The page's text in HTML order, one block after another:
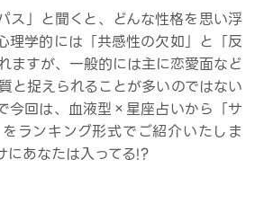
座占い
く
ス」と聞くと、どんな性格を思い浮
理学的には「共感性の欠如」と「反
ますが、一般的には主に恋愛面など
と捉えられることが多いのではない
今回は、血液型×星座占いから「サ
ランキング形式でご紹介いたしま
にあなたは入ってる!?